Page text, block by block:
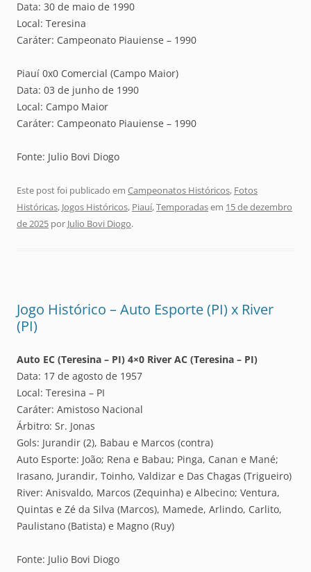
Data: 30 de maio de 1990
Local: Teresina
Caráter: Campeonato Piauiense – 1990
Piauí 0x0 Comercial (Campo Maior)
Data: 03 de junho de 1990
Local: Campo Maior
Caráter: Campeonato Piauiense – 1990
Fonte: Julio Bovi Diogo
Este post foi publicado em Campeonatos Históricos, Fotos
Históricas, Jogos Históricos, Piauí,Temporadasem 15 de dezembro
de 2025 por Julio Bovi Diogo.
Jogo Histórico – Auto Esporte (PI) x River
(PI)
Auto EC (Teresina – PI) 4×0 River AC (Teresina – PI)
Data: 17 de agosto de 1957
Local: Teresina – PI
Caráter: Amistoso Nacional
Árbitro: Sr. Jonas
Gols: Jurandir (2), Babau e Marcos (contra)
Auto Esporte: João; Rena e Babau; Pinga, Canan e Mané;
Irasano, Jurandir, Toinho, Valdizar e Das Chagas (Trigueiro)
River: Anisvaldo, Marcos (Zequinha) e Albecino; Ventura,
Quintas e Zé da Silva (Marcos), Mamede, Arlindo, Carlito,
Paulistano (Batista) e Magno (Ruy)
Fonte: Julio Bovi Diogo